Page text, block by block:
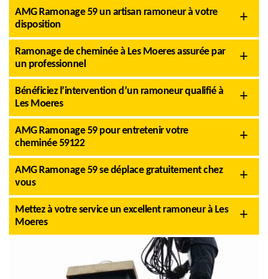
AMG Ramonage 59 un artisan ramoneur à votre
disposition
Ramonage de cheminée à Les Moeres assurée par
un professionnel
Bénéficiez l’intervention d’un ramoneur qualifié à
Les Moeres
AMG Ramonage 59 pour entretenir votre
cheminée 59122
AMG Ramonage 59 se déplace gratuitement chez
vous
Mettez à votre service un excellent ramoneur à Les
Moeres